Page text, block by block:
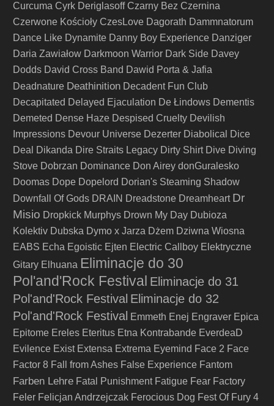
Curcuma Cyrk Deriglasoff Czarny Bez Czernina
Czerwone Kościoły CzesLove Dagorath Dammnatorum
Dance Like Dynamite Danny Boy Experience Danziger
Daria Zawiałow Darkmoon Warrior Dark Side Davey
Dodds David Cross Band Dawid Porta & Jafia
Deadnature Deathinition Decadent Fun Club
Decapitated Delayed Ejaculation De Łindows Dementis
Demeted Dense Haze Despised Cruelty Devilish
Impressions Devour Universe Dezerter Diabolical
Dice
Deal
Dikanda Dire Straits Legacy Dirty Shirt Dive Diving
Stove Dobrzan Dominance Don Airey donGuralesko
Doomas Dope Dopelord Dorian's Steaming Shadow
Downfall Of Gods DRAIN Dreadstone Dreamheart Dr
Misio Dropkick Murphys Drown My Day Dubioza
Kolektiv Dubska Dymo x Jarza Dżem Dziwna Wiosna
EABS Echa Egoistic Ejten Electric Callboy Elektryczne
Gitary Elhuana Eliminacje do 30
Pol'and'Rock Festival Eliminacje do 31
Pol'and'Rock Festival Eliminacje do 32
Pol'and'Rock Festival Emmeth Enej Engraver Epica
Epitome Ereles Eteritus Etna Kontrabande EverdeaD
Evilence Exist Extensa Extrema Eyemind Face 2 Face
Factor 8 Fall from Ashes False Experience Fantom
Farben Lehre Fatal Punishment Fatigue Fear Factory
Feler Felicjan Andrzejczak Ferocious Dog Fest Of Fury 4